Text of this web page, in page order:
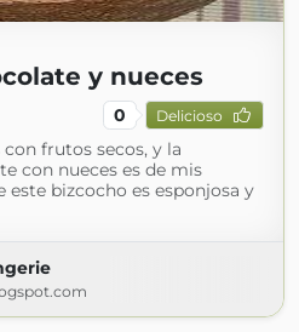
y nueces
0 Delicioso
frutos secos, y la
con nueces es de mis
este bizcocho es esponjosa y